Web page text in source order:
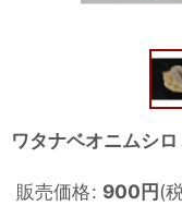
ワタナベオニムシロ
販売価格: 900円(